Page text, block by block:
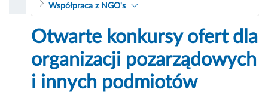
Współpraca z NGO's
Otwarte konkursy ofert dla
organizacji pozarządowych
i innych podmiotów